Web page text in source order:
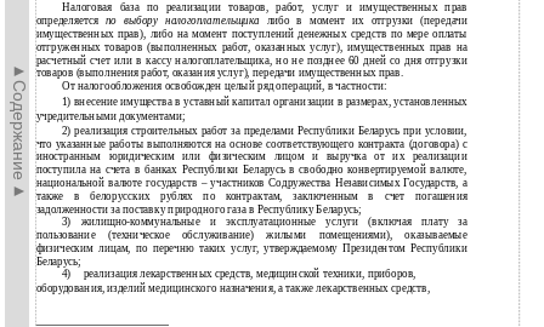
►Содержание►
Налоговая база по реализации товаров, работ, услуг и имущественных прав
определяется по выбору налогоплательщика либо в момент их отгрузки (передачи
имущественных прав), либо на момент поступлений денежных средств по мере оплаты
отгруженных товаров (выполненных работ, оказанных услуг), имущественных прав на
расчетный счет или в кассу налогоплательщика, но не позднее 60 дней со дня отгрузки
товаров (выполнения работ, оказания услуг), передачи имущественных прав.
От налогообложения освобожден целый ряд операций, в частности:
1) внесение имущества в уставный капитал организации в размерах, установленных
учредительными документами;
2) реализация строительных работ за пределами Республики Беларусь при условии,
что указанные работы выполняются на основе соответствующего контракта (договора) с
иностранным юридическим или физическим лицом и выручка от их реализации
поступила на счета в банках Республики Беларусь в свободно конвертируемой валюте,
национальной валюте государств – участников Содружества Независимых Государств, а
также в белорусских рублях по контрактам, заключенным в счет погашения
задолженности за поставку природного газа в Республику Беларусь;
3) жилищно-коммунальныеи эксплуатационные услуги (включая плату за
пользование (техническое обслуживание) жилыми помещениями), оказываемые
физическим лицам, по перечню таких услуг, утверждаемому Президентом Республики
Беларусь;
4)
реализация лекарственных средств, медицинской техники, приборов,
оборудования, изделий медицинского назначения, а также лекарственных средств,